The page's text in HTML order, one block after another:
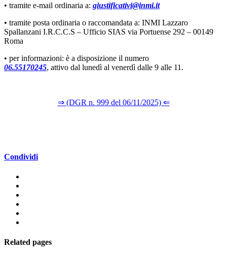
• tramite e-mail ordinaria a: giustificativi@inmi.it
• tramite posta ordinaria o raccomandata a: INMI Lazzaro
Spallanzani I.R.C.C.S – Ufficio SIAS via Portuense 292 – 00149
Roma
• per informazioni: è a disposizione il numero
06.55170245, attivo dal lunedì al venerdì dalle 9 alle 11.
⇒ (DGR n. 999 del 06/11/2025) ⇐
Condividi
Related pages